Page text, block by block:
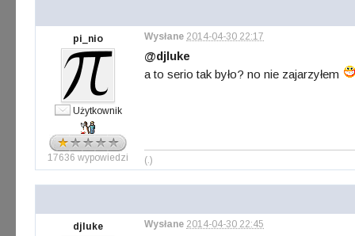
pi_nio
Użytkownik
17636 wypowiedzi
Wysłane 2014-04-30 22:17
@djluke
a to serio tak było? no nie zajarzyłem
(.)
djluke Wysłane 2014-04-30 22:45